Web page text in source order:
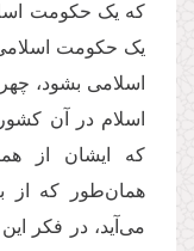
که یک حکومت
یک حکومت
اسلامی بشود،
اسلام در آن
که ایشان از
همان‌طور که از
می‌آید، در فکر